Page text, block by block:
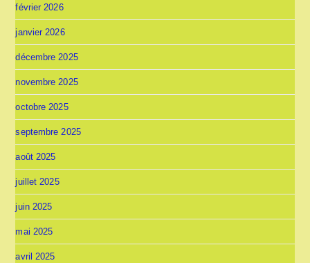
février 2026
janvier 2026
décembre 2025
novembre 2025
octobre 2025
septembre 2025
août 2025
juillet 2025
juin 2025
mai 2025
avril 2025